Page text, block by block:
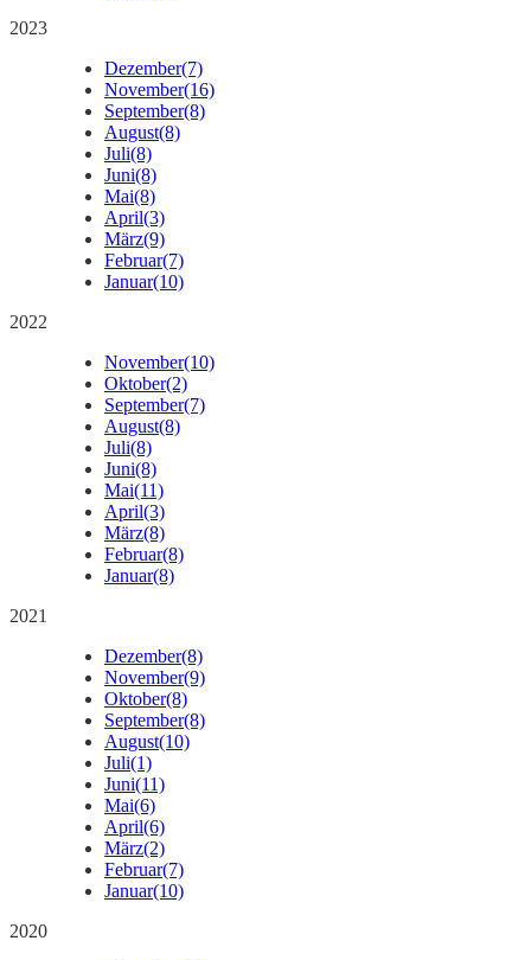
2023
Dezember(7)
November(16)
September(8)
August(8)
Juli(8)
Juni(8)
Mai(8)
April(3)
März(9)
Februar(7)
Januar(10)
2022
November(10)
Oktober(2)
September(7)
August(8)
Juli(8)
Juni(8)
Mai(11)
April(3)
März(8)
Februar(8)
Januar(8)
2021
Dezember(8)
November(9)
Oktober(8)
September(8)
August(10)
Juli(1)
Juni(11)
Mai(6)
April(6)
März(2)
Februar(7)
Januar(10)
2020